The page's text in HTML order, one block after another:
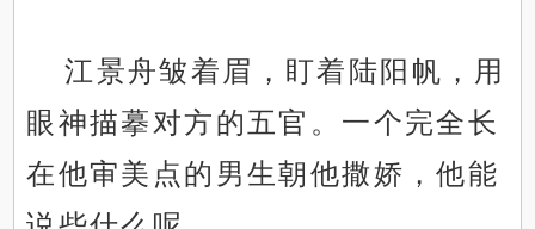
江景舟皱着眉，盯着陆阳帆，用
眼神描摹对方的五官。一个完全长
在他审美点的男生朝他撒娇，他能